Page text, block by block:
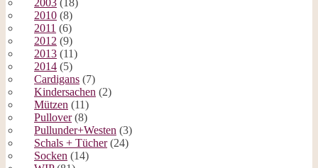
2003 (18)
2010 (8)
2011 (6)
2012 (9)
2013 (11)
2014 (5)
Cardigans (7)
Kindersachen (2)
Mützen (11)
Pullover(8)
Pullunder+Westen (3)
Schals + Tücher(24)
Socken (14)